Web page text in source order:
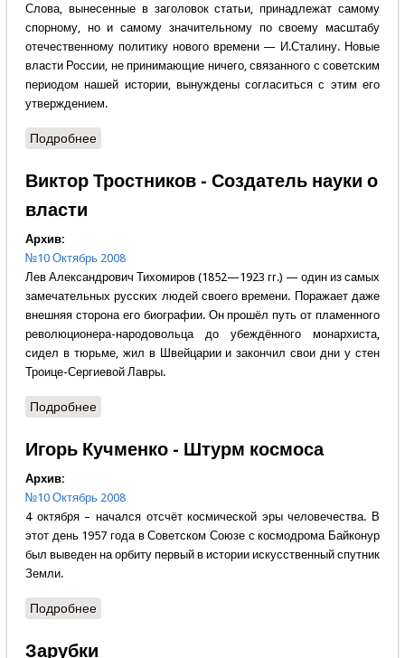
Слова, вынесенные в заголовок статьи, принадлежат самому
спорному, но и самому значительному по своему масштабу
отечественному политику нового времени — И.Сталину. Новые
власти России, не принимающие ничего, связанного с советским
периодом нашей истории, вынуждены согласиться с этим его
утверждением.
Подробнеео Николай Леонов - Кадры решают все
Виктор Тростников - Создатель науки о
власти
Архив:
№10 Октябрь 2008
Лев Александрович Тихомиров (1852—1923 гг.) — один из самых
замечательных русских людей своего времени. Поражает даже
внешняя сторона его биографии. Он прошёл путь от пламенного
революционера-народовольца до убеждённого монархиста,
сидел в тюрьме, жил в Швейцарии и закончил свои дни у стен
Троице-Сергиевой Лавры.
Подробнеео Виктор Тростников - Создатель науки о власти
Игорь Кучменко - Штурм космоса
Архив:
№10 Октябрь 2008
4 октября – начался отсчёт космической эры человечества. В
этот день 1957 года в Советском Союзе с космодрома Байконур
был выведен на орбиту первый в истории искусственный спутник
Земли.
Подробнеео Игорь Кучменко - Штурм космоса
Зарубки